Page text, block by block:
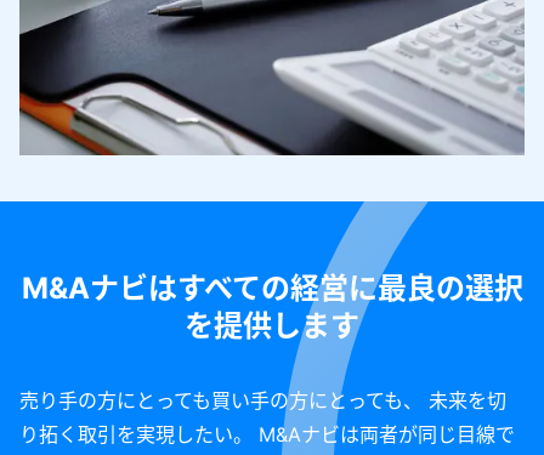
M&Aナビはすべての経営に最良の選択
を提供します
売り手の方にとっても買い手の方にとっても、 未来を切
り拓く取引を実現したい。 M&Aナビは両者が同じ目線で